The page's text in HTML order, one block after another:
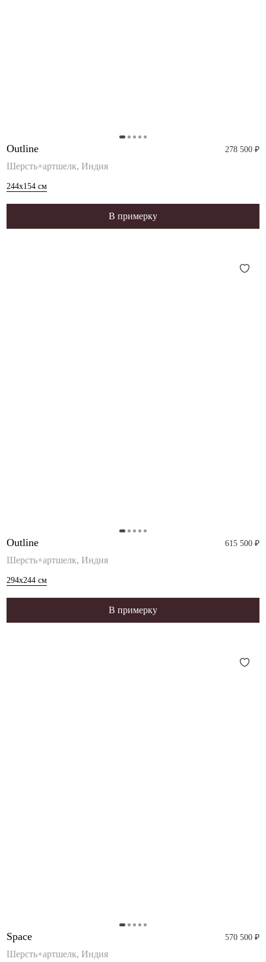
Outline 278 500 ₽
Шерсть+артшелк, Индия
244x154 см
В примерку
Outline 615 500 ₽
Шерсть+артшелк, Индия
294x244 см
В примерку
Space 570 500 ₽
Шерсть+артшелк, Индия